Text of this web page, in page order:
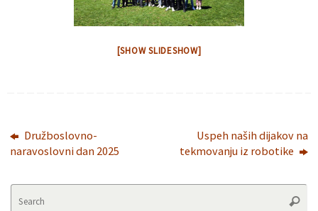
[SHOW SLIDESHOW]
Družboslovno-
naravoslovni dan 2025
Uspeh naših dijakov na
tekmovanju iz robotike